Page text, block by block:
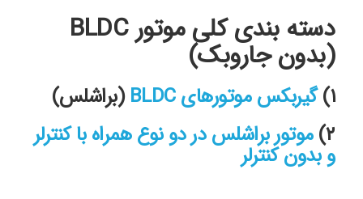
دسته بندی کلی موتور BLDC
(بدون جاروبک)
۱) گیربکس موتورهای BLDC
(براشلس)
۲) موتور براشلس در دو نوع همراه با کنترلر
و بدون کنترلر